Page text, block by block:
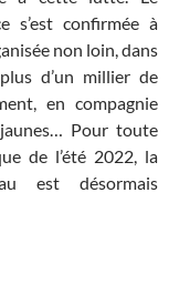
s’est confirmée à
non loin, dans
d’un millier de
en compagnie
jaunes… Pour toute
de l’été 2022, la
est désormais